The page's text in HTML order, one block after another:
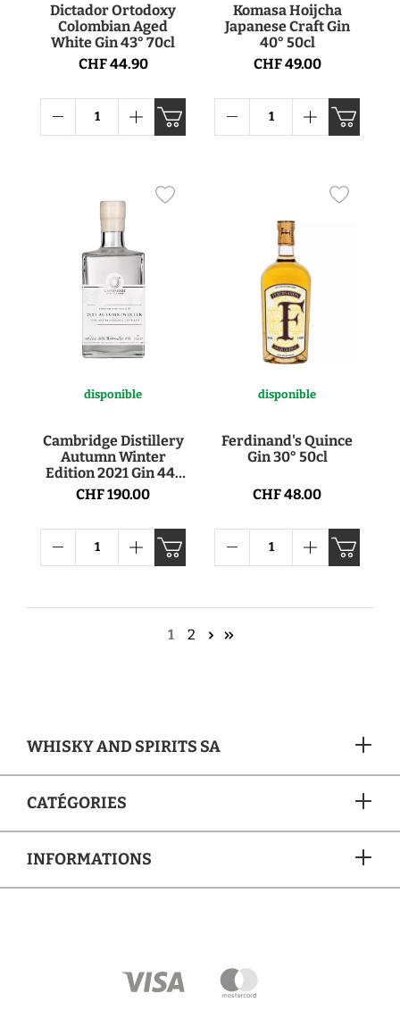
Dictador Ortodoxy
Colombian Aged
White Gin 43° 70cl
CHF 44.90
Komasa Hoijcha
Japanese Craft Gin
40° 50cl
CHF 49.00
disponible
Cambridge Distillery
Autumn Winter
Edition 2021 Gin 44°
70cl
CHF 190.00
disponible
Ferdinand's Quince
Gin 30° 50cl
CHF 48.00
1 2
WHISKY AND SPIRITS SA
CATÉGORIES
INFORMATIONS